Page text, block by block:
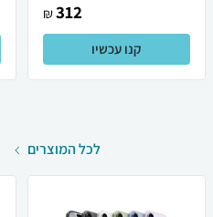
312
₪
קנו עכשיו
לכל המוצרים